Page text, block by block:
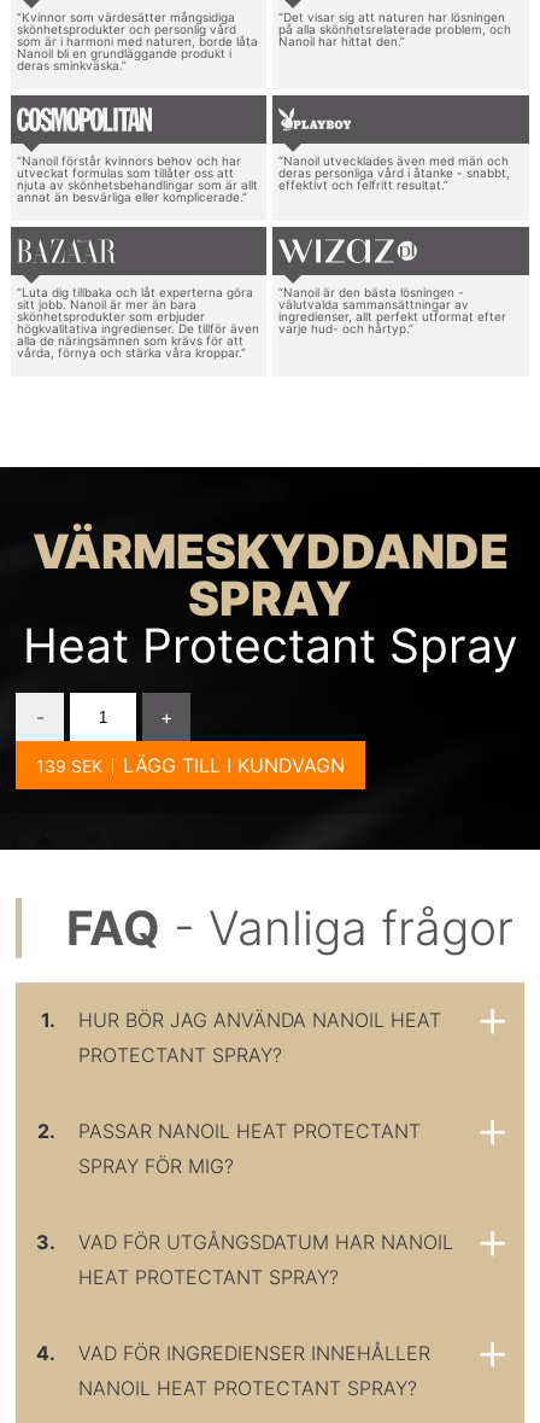
“Kvinnor som värdesätter mångsidiga
skönhetsprodukter och personlig vård
som är i harmoni med naturen, borde låta
Nanoil bli en grundläggande produkt i
deras sminkväska.”
“Det visar sig att naturen har lösningen
på alla skönhetsrelaterade problem, och
Nanoil har hittat den.”
“Nanoil förstår kvinnors behov och har
utveckat formulas som tillåter oss att
njuta av skönhetsbehandlingar som är allt
annat än besvärliga eller komplicerade.”
“Nanoil utvecklades även med män och
deras personliga vård i åtanke - snabbt,
effektivt och felfritt resultat.”
“Luta dig tillbaka och låt experterna göra
sitt jobb. Nanoil är mer än bara
skönhetsprodukter som erbjuder
högkvalitativa ingredienser. De tillför även
alla de näringsämnen som krävs för att
vårda, förnya och stärka våra kroppar.”
“Nanoil är den bästa lösningen -
välutvalda sammansättningar av
ingredienser, allt perfekt utformat efter
varje hud- och hårtyp.”
VÄRMESKYDDANDE
SPRAY
Heat Protectant Spray
-
+
LÄGG TILL I KUNDVAGN
FAQ - Vanliga frågor
1.
HUR BÖR JAG ANVÄNDA NANOIL HEAT
PROTECTANT SPRAY?
2.
PASSAR NANOIL HEAT PROTECTANT
SPRAY FÖR MIG?
3.
VAD FÖR UTGÅNGSDATUM HAR NANOIL
HEAT PROTECTANT SPRAY?
4.
VAD FÖR INGREDIENSER INNEHÅLLER
NANOIL HEAT PROTECTANT SPRAY?